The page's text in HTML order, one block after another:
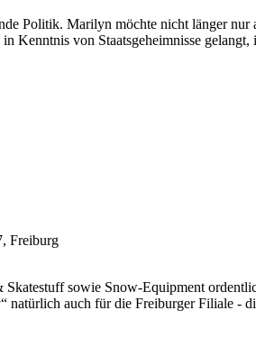
Politik. Marilyn möchte nicht länger
Kenntnis von Staatsgeheimnisse
Freiburg
sowie Snow-Equipment
auch für die Freiburger Filiale -